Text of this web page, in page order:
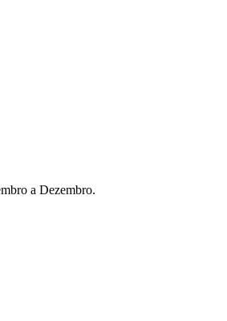
a Dezembro.